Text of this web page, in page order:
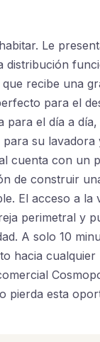
Le
distribución
recibe una
para el
para el día a
su
cuenta con un
de construir
El acceso a la
perimetral y
A solo 10
hacia cualquier
pierda esta